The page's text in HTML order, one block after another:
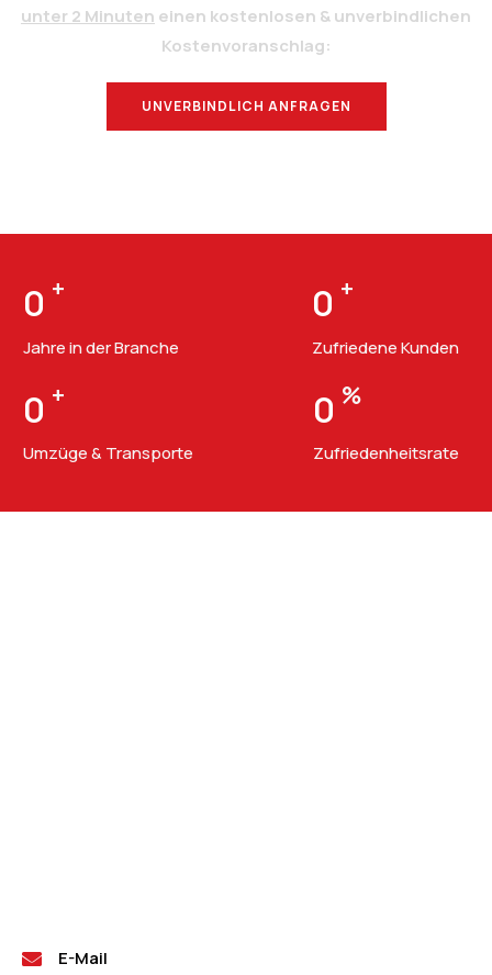
unter 2 Minuten einen kostenlosen & unverbindlichen
Kostenvoranschlag:
UNVERBINDLICH ANFRAGEN
0 +
Jahre in der Branche
0 +
Zufriedene Kunden
0 +
Umzüge & Transporte
0 %
Zufriedenheitsrate
E-Mail